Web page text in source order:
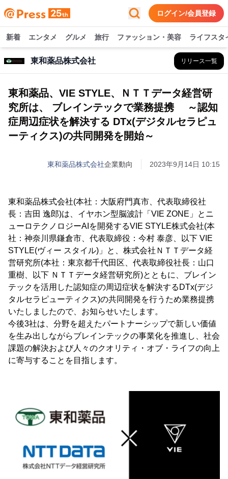
ログイン/会員登録
新着 エンタメ グルメ 旅行 ファッション・美容 ライフスタ
東和薬品株式会社 リリース一覧
東和薬品、VIE STYLE、ＮＴＴデータ経営研
究所は、 ブレインテックで業務提携 ～認知
症周辺症状を解決する DTx(デジタルセラピュ
ーティクス)の共同開発を開始～
東和薬品株式会社企業動向 2023年9月14日 10:15
東和薬品株式会社(本社：大阪府門真市、代表取締役社
長：吉田 逸郎)は、イヤホン型脳波計「VIE ZONE」とニ
ューロテクノロジーAIを開発するVIE STYLE株式会社(本
社：神奈川県鎌倉市、代表取締役：今村 泰彦、以下 VIE
STYLE(ヴィー スタイル)」と、株式会社ＮＴＴデータ経
営研究所(本社：東京都千代田区、代表取締役社長：山口
重樹、以下 ＮＴＴデータ経営研究所)とともに、ブレイン
テックを活用した認知症の周辺症状を解決するDTx(デジ
タルセラピューティクス)の共同開発を行うため業務提携
いたしましたので、お知らせいたします。
今後3社は、分野を超えたパートナーシップで新しい価値
を生み出しながらブレインテックの事業化を推進し、社会
課題の解決および人々のクオリティ・オブ・ライフの向上
に寄与することを目指します。